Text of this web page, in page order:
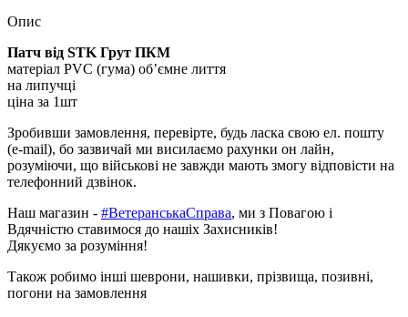
Опис
Патч від STK Грут ПКМ
матеріал PVC (гума) об’ємне лиття
на липучці
ціна за 1шт
Зробивши замовлення, перевірте, будь ласка свою ел. пошту
(e-mail), бо зазвичай ми висилаємо рахунки он лайн,
розуміючи, що військові не завжди мають змогу відповісти на
телефонний дзвінок.
Наш магазин - #ВетеранськаСправа, ми з Повагою і
Вдячністю ставимося до нашіх Захисників!
Дякуємо за розуміння!
Також робимо інші шеврони, нашивки, прізвища, позивні,
погони на замовлення